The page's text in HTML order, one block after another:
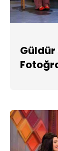
Güldür